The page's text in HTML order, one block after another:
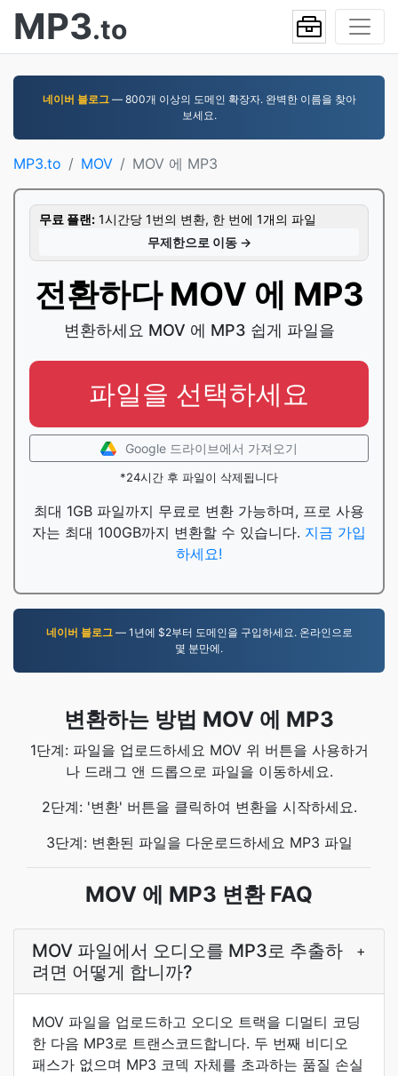
MP3.to
네이버 블로그— 800개 이상의 도메인 확장자. 완벽한 이름을 찾아
보세요.
MP3.to MOV MOV 에 MP3
무료 플랜: 1시간당 1번의 변환, 한 번에 1개의 파일
무제한으로 이동 →
전환하다 MOV 에 MP3
변환하세요 MOV 에 MP3 쉽게 파일을
파일을 선택하세요
Google 드라이브에서 가져오기
*24시간 후 파일이 삭제됩니다
최대 1GB 파일까지 무료로 변환 가능하며, 프로 사용
자는 최대 100GB까지 변환할 수 있습니다. 지금 가입
하세요!
네이버 블로그— 1년에 $2부터 도메인을 구입하세요. 온라인으로
몇 분만에.
변환하는 방법 MOV 에 MP3
1단계: 파일을 업로드하세요 MOV 위 버튼을 사용하거
나 드래그 앤 드롭으로 파일을 이동하세요.
2단계: '변환' 버튼을 클릭하여 변환을 시작하세요.
3단계: 변환된 파일을 다운로드하세요 MP3 파일
MOV 에 MP3 변환 FAQ
MOV 파일에서 오디오를 MP3로 추출하
려면 어떻게 합니까?
+
MOV 파일을 업로드하고 오디오 트랙을 디멀티 코딩
한 다음 MP3로 트랜스코드합니다. 두 번째 비디오
패스가 없으며 MP3 코덱 자체를 초과하는 품질 손실